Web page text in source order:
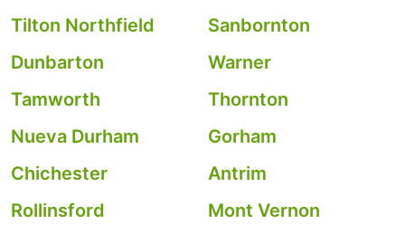
Tilton Northfield
Sanbornton
Dunbarton
Warner
Tamworth
Thornton
Nueva Durham
Gorham
Chichester
Antrim
Rollinsford
Mont Vernon